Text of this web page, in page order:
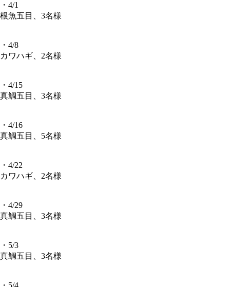
・4/1
根魚五目、3名様
・4/8
カワハギ、2名様
・4/15
真鯛五目、3名様
・4/16
真鯛五目、5名様
・4/22
カワハギ、2名様
・4/29
真鯛五目、3名様
・5/3
真鯛五目、3名様
・5/4